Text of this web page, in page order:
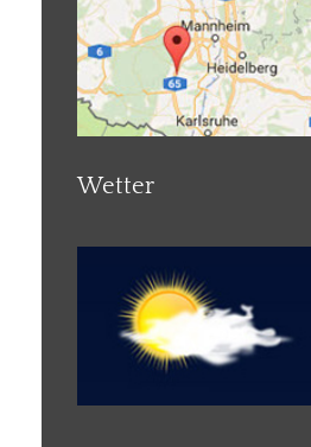
Wetter